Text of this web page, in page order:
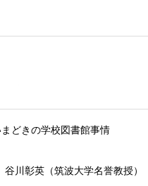
まどきの学校図書館事情
谷川彰英（筑波大学名誉教授）